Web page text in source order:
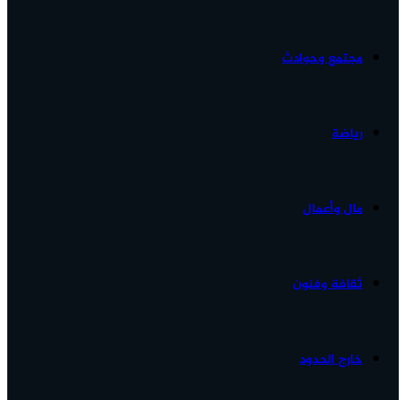
مجتمع وحوادث
رياضة
مال وأعمال
ثقافة وفنون
خارج الحدود